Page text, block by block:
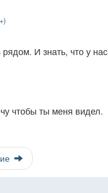
И знать, что у нас
чтобы ты меня видел.